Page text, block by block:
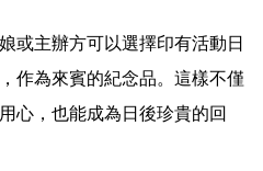
或主辦方可以選擇印有活動日
作為來賓的紀念品。這樣不僅
心，也能成為日後珍貴的回